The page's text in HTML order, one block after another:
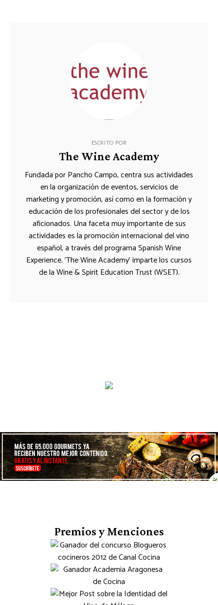
ESCRITO POR
The Wine Academy
Fundada por Pancho Campo, centra sus actividades
en la organización de eventos, servicios de
marketing y promoción, así como en la formación y
educación de los profesionales del sector y de los
aficionados. Una faceta muy importante de sus
actividades es la promoción internacional del vino
español, a través del programa Spanish Wine
Experience. 'The Wine Academy' imparte los cursos
de la Wine & Spirit Education Trust (WSET).
Premios y Menciones